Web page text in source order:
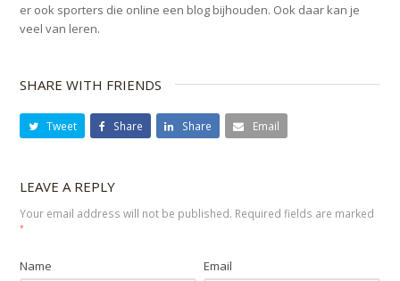
er ook sporters die online een blog bijhouden. Ook daar kan je
veel van leren.
SHARE WITH FRIENDS
Tweet Share Share Email
LEAVE A REPLY
Your email address will not be published. Required fields are marked
*
Name Email